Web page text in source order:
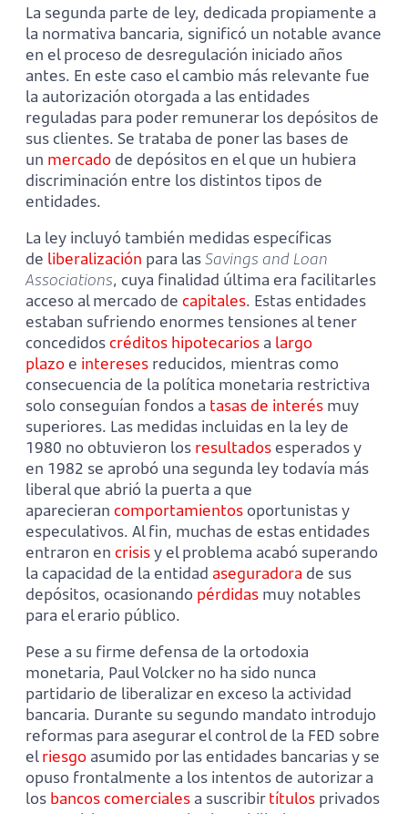
La segunda parte de ley, dedicada propiamente a
la normativa bancaria, significó un notable avance
en el proceso de desregulación iniciado años
antes. En este caso el cambio más relevante fue
la autorización otorgada a las entidades
reguladas para poder remunerar los depósitos de
sus clientes. Se trataba de poner las bases de
un mercado de depósitos en el que un hubiera
discriminación entre los distintos tipos de
entidades.
La ley incluyó también medidas específicas
de liberalización para lasSavings and Loan
Associations, cuya finalidad última era facilitarles
acceso al mercado de capitales. Estas entidades
estaban sufriendo enormes tensiones al tener
concedidoscréditos hipotecarios a largo
plazoe intereses reducidos, mientras como
consecuencia de la política monetaria restrictiva
solo conseguían fondos a tasas de interés muy
superiores. Las medidas incluidas en la ley de
1980 no obtuvieron los resultadosesperados y
en 1982 se aprobó una segunda ley todavía más
liberal que abrió la puerta a que
aparecieran comportamientosoportunistas y
especulativos. Al fin, muchas de estas entidades
entraron en crisisy el problema acabó superando
la capacidad de la entidad aseguradora de sus
depósitos, ocasionando pérdidas muy notables
para el erario público.
Pese a su firme defensa de la ortodoxia
monetaria, Paul Volcker no ha sido nunca
partidario de liberalizar en exceso la actividad
bancaria. Durante su segundo mandato introdujo
reformas para asegurar el control de la FED sobre
elriesgo asumido por las entidades bancarias y se
opuso frontalmente a los intentos de autorizar a
los bancos comerciales a suscribirtítulos privados